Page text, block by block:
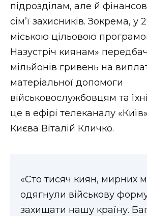
ЗАКАРПАТСЬКІ НОВИНИ
НОВИНИ ЗАХІДНОЇ
ФОТО
підрозділам, але й
сім’ї захисників. Зокрема, у
міською цільовою
Назустріч киянам»
мільйонів гривень на
матеріальної допомоги
військовослужбовцям та
це в ефірі телеканалу
Києва Віталій Кличко.
«Сто тисяч киян, мирних
одягнули військову
захищати нашу країну.